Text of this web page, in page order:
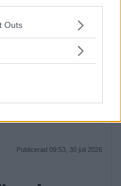
one or more Google
You may click to
in below Google
Outs
våldsdåd i
Publicerad 09:53, 30 juli 2026